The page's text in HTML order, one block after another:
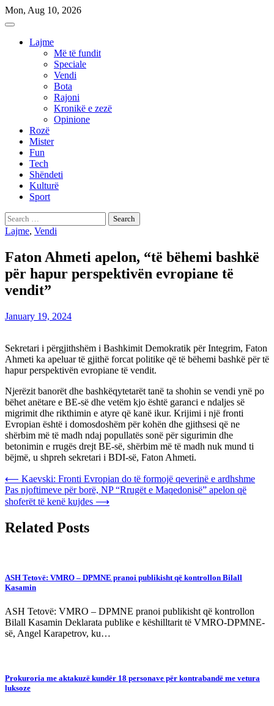
Skip
to
Mon, Aug 10, 2026
Lajme
Më të fundit
Speciale
Vendi
Bota
Rajoni
Kronikë e zezë
Opinione
Rozë
Mister
Fun
Tech
Shëndeti
Kulturë
Sport
Search
for:
Lajme, Vendi
Faton Ahmeti apelon, “të bëhemi bashkë
për hapur perspektivën evropiane të
vendit”
January 19, 2024
Sekretari i përgjithshëm i Bashkimit Demokratik për Integrim, Faton
Ahmeti ka apeluar të gjithë forcat politike që të bëhemi bashkë për të
hapur perspektivën evropiane të vendit.
Njerëzit banorët dhe bashkëqytetarët tanë ta shohin se vendi ynë po
bëhet anëtare e BE-së dhe vetëm kjo është garanci e ndaljes së
migrimit dhe rikthimin e atyre që kanë ikur. Krijimi i një fronti
Evropian është i domosdoshëm për kohën dhe gjithsesi që ne
shërbim më të madh ndaj popullatës sonë për sigurimin dhe
betonimin e rrugës drejt BE-së, shërbim më të madh nuk mund ti
bëjmë, u shpreh sekretari i BDI-së, Faton Ahmeti.
Post
navigation
⟵ Kaevski: Fronti Evropian do të formojë qeverinë e ardhshme
Pas njoftimeve për borë, NP “Rrugët e Maqedonisë” apelon që
shoferët të kenë kujdes ⟶
Related Posts
ASH Tetovë: VMRO – DPMNE pranoi publikisht që kontrollon Bilall
Kasamin
ASH Tetovë: VMRO – DPMNE pranoi publikisht që kontrollon
Bilall Kasamin Deklarata publike e këshilltarit të VMRO-DPMNE-
së, Angel Karapetrov, ku…
Prokuroria me aktakuzë kundër 18 personave për kontrabandë me vetura
luksoze